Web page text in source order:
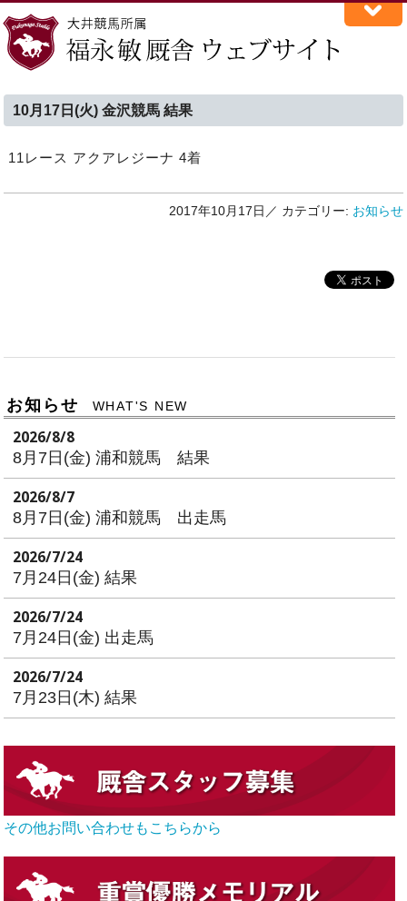
10月17日(火) 金沢競馬 結果
11レース アクアレジーナ 4着
2017年10月17日／ カテゴリー: お知らせ
お知らせ WHAT'S NEW
2026/8/8
8月7日(金) 浦和競馬 結果
2026/8/7
8月7日(金) 浦和競馬 出走馬
2026/7/24
7月24日(金) 結果
2026/7/24
7月24日(金) 出走馬
2026/7/24
7月23日(木) 結果
その他お問い合わせもこちらから